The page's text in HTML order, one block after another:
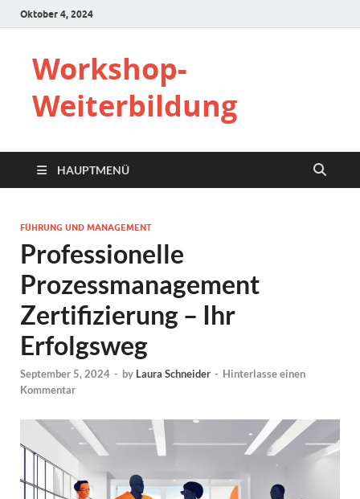
Oktober 4, 2024
Workshop-
Weiterbildung
HAUPTMENÜ
FÜHRUNG UND MANAGEMENT
Professionelle
Prozessmanagement
Zertifizierung – Ihr
Erfolgsweg
September 5, 2024 - by Laura Schneider - Hinterlasse einen
Kommentar